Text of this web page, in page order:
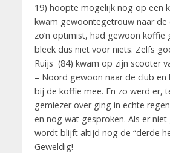
19) hoopte mogelijk nog op een
kwam gewoontegetrouw naar de
zo’n optimist, had gewoon koffie
bleek dus niet voor niets. Zelfs
Ruijs (84) kwam op zijn scooter
– Noord gewoon naar de club en
bij de koffie mee. En zo werd er,
gemiezer over ging in echte
en nog wat gesproken. Als er
wordt blijft altijd nog de “derde
Geweldig!